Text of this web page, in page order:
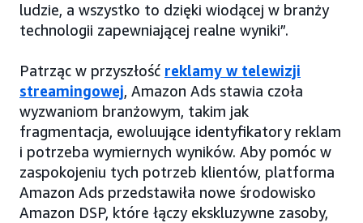
ludzie, a wszystko to dzięki wiodącej w branży
technologii zapewniającej realne wyniki”.
Patrząc w przyszłość reklamy w telewizji
streamingowej, Amazon Ads stawia czoła
wyzwaniom branżowym, takim jak
fragmentacja, ewoluujące identyfikatory reklam
i potrzeba wymiernych wyników. Aby pomóc w
zaspokojeniu tych potrzeb klientów, platforma
Amazon Ads przedstawiła nowe środowisko
Amazon DSP, które łączy ekskluzywne zasoby,